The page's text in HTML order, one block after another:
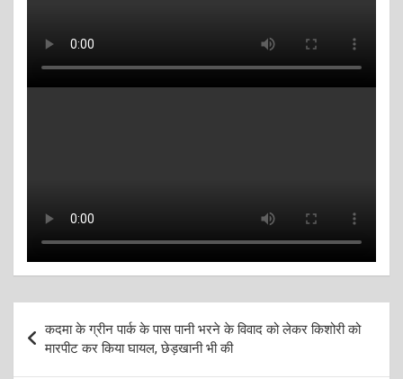
navigation
कदमा के ग्रीन पार्क के पास पानी भरने के विवाद को लेकर किशोरी को
मारपीट कर किया घायल, छेड़खानी भी की